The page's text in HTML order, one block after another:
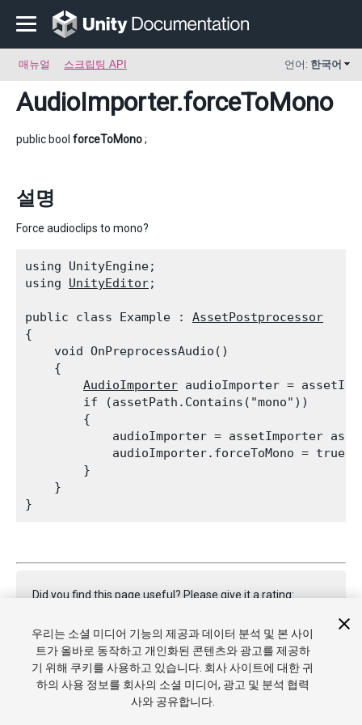
매뉴얼 스크립팅 API 언어: 한국어
AudioImporter.forceToMono
public bool forceToMono;
설명
Force audioclips to mono?
using UnityEngine;
using UnityEditor;
public class Example : AssetPostprocessor
{
    void OnPreprocessAudio()
    {
AudioImporter audioImporter =
        if (assetPath.Contains("mono"))
        {
            audioImporter = assetImporter as
            audioImporter.forceToMono = true;
        }
    }
Did you find this page useful? Please give it a rating:
Report a problem on this page
우리는 소셜 미디어 기능의 제공과 데이터 분석 및 본 사이
트가 올바로 동작하고 개인화된 콘텐츠와 광고를 제공하
기 위해 쿠키를 사용하고 있습니다. 회사 사이트에 대한 귀
하의 사용 정보를 회사의 소셜 미디어, 광고 및 분석 협력
사와 공유합니다.